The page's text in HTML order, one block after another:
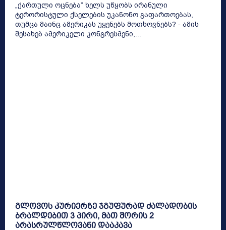
„ქართული ოცნება” ხელს უწყობს ირანული
ტერორისტული ქსელების უკანონო გაფართოებას,
თუმცა მაინც ამერიკას უყენებს მოთხოვნებს? - ამის
შესახებ ამერიკელი კონგრესმენი,...
გლოვოს კურიერზე ჯგუფურად ძალადობის
ბრალდებით 3 პირი, მათ შორის 2
არასრულწლოვანი დააკავა